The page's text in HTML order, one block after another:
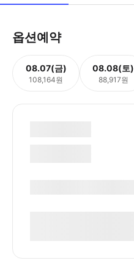
옵션예약
08.07(금)
108,164원
08.08(토)
88,917원